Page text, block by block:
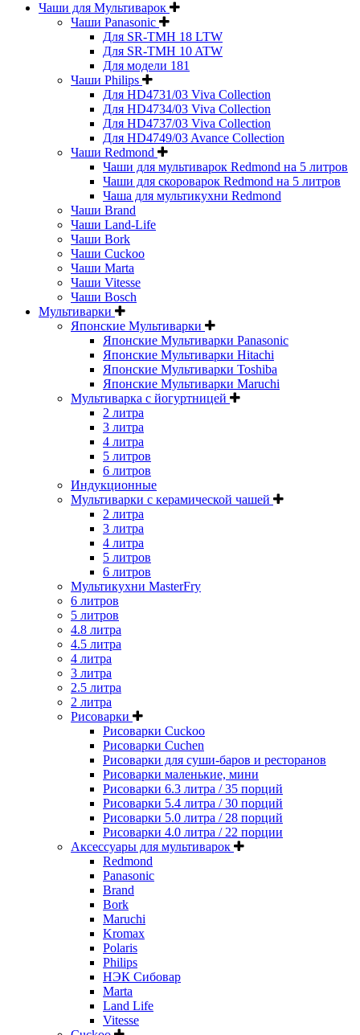
Чаши для Мультиварок
Чаши Panasonic
Для SR-TMH 18 LTW
Для SR-TMH 10 ATW
Для модели 181
Чаши Philips
Для HD4731/03 Viva Collection
Для HD4734/03 Viva Collection
Для HD4737/03 Viva Collection
Для HD4749/03 Avance Collection
Чаши Redmond
Чаши для мультиварок Redmond на 5 литров
Чаши для скороварок Redmond на 5 литров
Чаша для мультикухни Redmond
Чаши Brand
Чаши Land-Life
Чаши Bork
Чаши Cuckoo
Чаши Marta
Чаши Vitesse
Чаши Bosch
Мультиварки
Японские Мультиварки
Японские Мультиварки Panasonic
Японские Мультиварки Hitachi
Японские Мультиварки Toshiba
Японские Мультиварки Maruchi
Мультиварка с йогуртницей
2 литра
3 литра
4 литра
5 литров
6 литров
Индукционные
Мультиварки с керамической чашей
2 литра
3 литра
4 литра
5 литров
6 литров
Мультикухни MasterFry
6 литров
5 литров
4.8 литра
4.5 литра
4 литра
3 литра
2.5 литра
2 литра
Рисоварки
Рисоварки Cuckoo
Рисоварки Cuchen
Рисоварки для суши-баров и ресторанов
Рисоварки маленькие, мини
Рисоварки 6.3 литра / 35 порций
Рисоварки 5.4 литра / 30 порций
Рисоварки 5.0 литра / 28 порций
Рисоварки 4.0 литра / 22 порции
Аксессуары для мультиварок
Redmond
Panasonic
Brand
Bork
Maruchi
Kromax
Polaris
Philips
НЭК Сибовар
Marta
Land Life
Vitesse